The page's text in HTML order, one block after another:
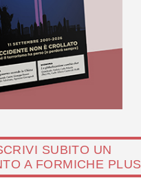
SUBITO UN
A FORMICHE PLUS